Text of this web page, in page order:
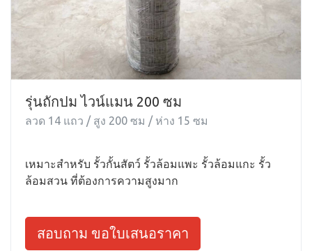
รุ่นถักปม ไวน์แมน 200 ซม
ลวด 14 แถว / สูง 200 ซม / ห่าง 15 ซม
เหมาะสำหรับ รั้วกั้นสัตว์ รั้วล้อมแพะ รั้วล้อมแกะ รั้ว
ล้อมสวน ที่ต้องการความสูงมาก
สอบถาม ขอใบเสนอราคา